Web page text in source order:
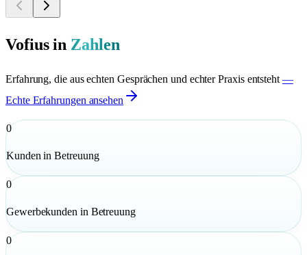
Vofius in Zahlen
Erfahrung, die aus echten Gesprächen und echter Praxis entsteht —
Echte Erfahrungen ansehen
0
Kunden in Betreuung
0
Gewerbekunden in Betreuung
0